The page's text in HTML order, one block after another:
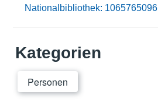
Nationalbibliothek: 1065765096
Kategorien
Personen